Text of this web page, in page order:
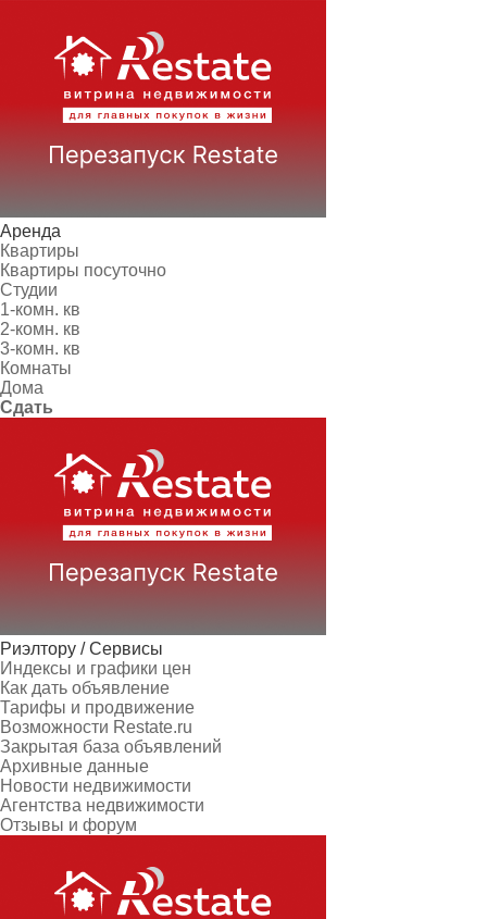
Аренда
Квартиры
Квартиры посуточно
Студии
1-комн. кв
2-комн. кв
3-комн. кв
Комнаты
Дома
Сдать
Риэлтору / Сервисы
Индексы и графики цен
Как дать объявление
Тарифы и продвижение
Возможности Restate.ru
Закрытая база объявлений
Архивные данные
Новости недвижимости
Агентства недвижимости
Отзывы и форум